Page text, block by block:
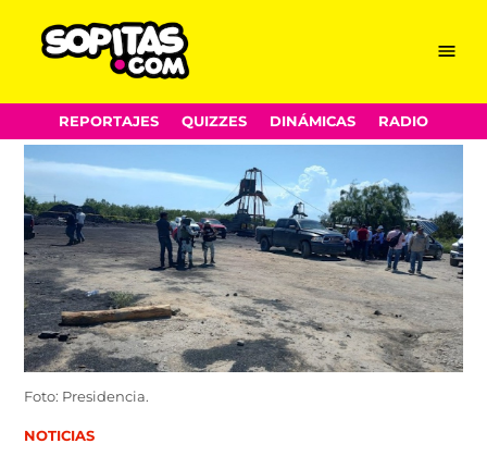
Skip
to
content
Menu
REPORTAJES QUIZZES DINÁMICAS RADIO
Foto: Presidencia.
POSTED
NOTICIAS